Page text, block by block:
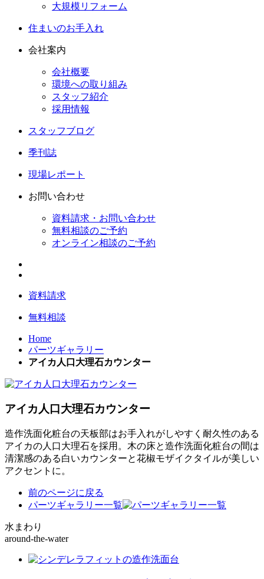
大規模リフォーム
住まいのお手入れ
会社案内
会社概要
環境への取り組み
スタッフ紹介
採用情報
スタッフブログ
季刊誌
現場レポート
お問い合わせ
資料請求・お問い合わせ
無料相談のご予約
オンライン相談のご予約
資料請求
無料相談
Home
パーツギャラリー
アイカ人口大理石カウンター
アイカ人口大理石カウンター
造作洗面化粧台の天板部はお手入れがしやすく耐久性のある
アイカの人口大理石を採用。木の床と造作洗面化粧台の間は
清潔感のある白いカウンターと花椒モザイクタイルが美しい
アクセントに。
前のページに戻る
パーツギャラリー一覧
水まわり
around-the-water